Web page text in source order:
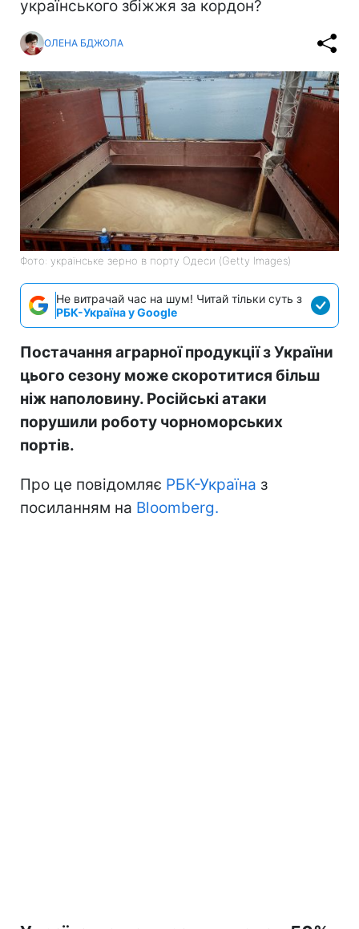
українського збіжжя за кордон?
ОЛЕНА БДЖОЛА
Фото: українське зерно в порту Одеси (Getty Images)
Не витрачай час на шум! Читай тільки суть з
РБК-Україна у Google
Постачання аграрної продукції з України
цього сезону може скоротитися більш
ніж наполовину. Російські атаки
порушили роботу чорноморських
портів.
Про це повідомляє РБК-Україна з
посиланням на Bloomberg.